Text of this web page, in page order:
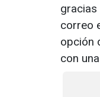
gracias
correo
opción
con